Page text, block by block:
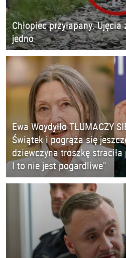
Chłopiec przyłapany.
jedno
Ewa Woydyłło TŁUMACZY
Świątek i pogrąża się
dziewczyna troszkę
I to nie jest pogardliwe"